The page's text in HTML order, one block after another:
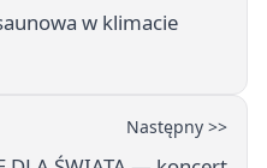
w klimacie
Następny >>